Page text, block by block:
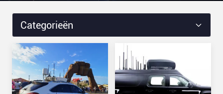
Categorieën